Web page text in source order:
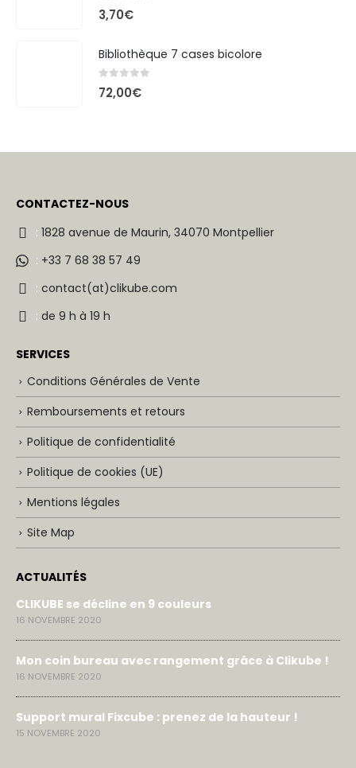
0 out of 5
3,70€
Bibliothèque 7 cases bicolore
0out of 5
72,00€
CONTACTEZ-NOUS
: 1828 avenue de Maurin, 34070 Montpellier
: +33 7 68 38 57 49
: contact(at)clikube.com
: de 9 h à 19 h
SERVICES
Conditions Générales de Vente
Remboursements et retours
Politique de confidentialité
Politique de cookies (UE)
Mentions légales
Site Map
ACTUALITÉS
CLIKUBE se décline en 9 couleurs
16 NOVEMBRE 2020
Mon coin bureau avec rangement grâce à Clikube !
16 NOVEMBRE 2020
Support mural Fixcube : prenez de la hauteur !
15 NOVEMBRE 2020